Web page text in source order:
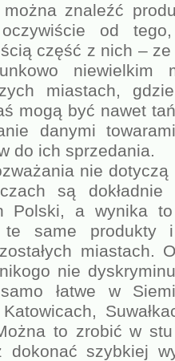
znaleźć
od
część z nich –
niewielkim
miastach,
mogą być nawet
danymi
do ich sprzedania.
nie
są
Polski, a wynika
te same
miastach.
nie
łatwe w
to zrobić w
dokonać szybkiej